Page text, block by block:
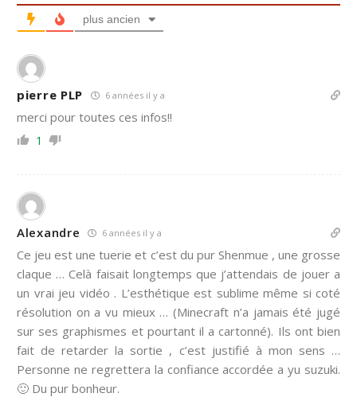
plus ancien
pierre PLP 6 années il y a
merci pour toutes ces infos!!
1
Alexandre 6 années il y a
Ce jeu est une tuerie et c’est du pur Shenmue , une grosse
claque … Celà faisait longtemps que j’attendais de jouer a
un vrai jeu vidéo . L’esthétique est sublime même si coté
résolution on a vu mieux … (Minecraft n’a jamais été jugé
sur ses graphismes et pourtant il a cartonné). Ils ont bien
fait de retarder la sortie , c’est justifié à mon sens …
Personne ne regrettera la confiance accordée a yu suzuki.
🙂 Du pur bonheur.